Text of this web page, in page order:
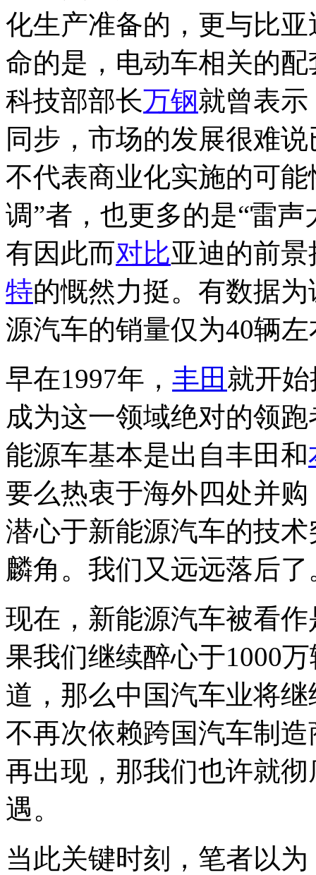
化生产准备的，更与比
命的是，电动车相关的
科技部部长万钢就曾表
同步，市场的发展很难
不代表商业化实施的可
调”者，也更多的是“雷
有因此而对比亚迪的前
特的慨然力挺。有数据
源汽车的销量仅为40辆
早在1997年， 丰田 就开
成为这一领域绝对的领
能源车基本是出自丰田和
要么热衷于海外四处并
潜心于新能源汽车的技
麟角。我们又远远落后了
现在，新能源汽车被看
果我们继续醉心于1000
道，那么中国汽车业将
不再次依赖跨国汽车制
再出现，那我们也许就
遇。
当此关键时刻，笔者以